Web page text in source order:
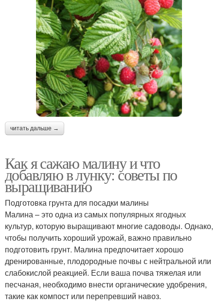
читать дальше →
Как я сажаю малину и что
добавляю в лунку: советы по
выращиванию
Подготовка грунта для посадки малины
Малина – это одна из самых популярных ягодных
культур, которую выращивают многие садоводы. Однако,
чтобы получить хороший урожай, важно правильно
подготовить грунт. Малина предпочитает хорошо
дренированные, плодородные почвы с нейтральной или
слабокислой реакцией. Если ваша почва тяжелая или
песчаная, необходимо внести органические удобрения,
такие как компост или перепревший навоз.